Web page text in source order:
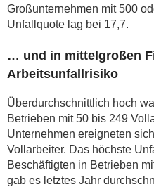
Großunternehmen mit 500
Unfallquote lag bei 17,7.
… und in mittelgroßen
Arbeitsunfallrisiko
Überdurchschnittlich hoch
Betrieben mit 50 bis 249
Unternehmen ereigneten
Vollarbeiter. Das höchste
Beschäftigten in Betrieben
gab es letztes Jahr